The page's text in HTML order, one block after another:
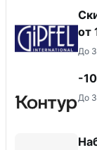
от
До
-
До